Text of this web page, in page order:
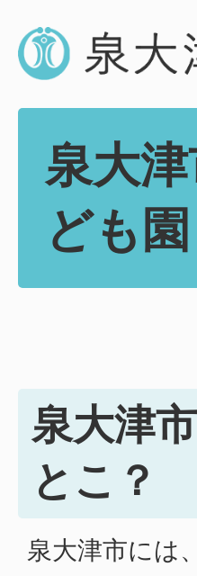
泉大
ども園
泉大津
とこ？
泉大津市には